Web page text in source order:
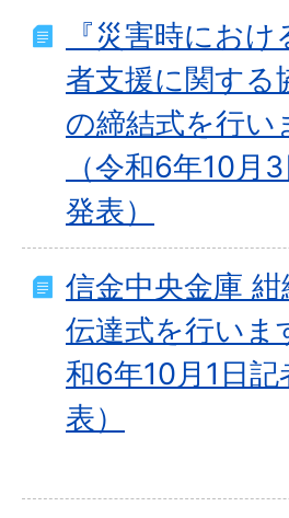
『災害時におけ
者支援に関する
の締結式を行い
（令和6年10月
発表）
信金中央金庫 紺
伝達式を行いま
和6年10月1日記
表）